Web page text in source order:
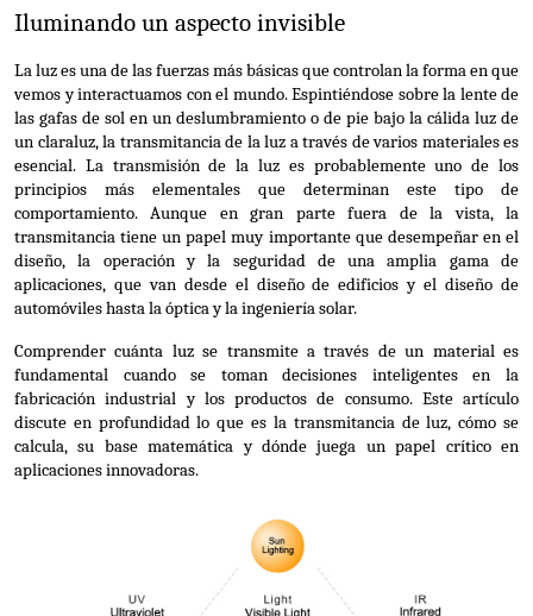
Iluminando un aspecto invisible
La luz es una de las fuerzas más básicas que controlan la forma en que
vemos y interactuamos con el mundo. Espintiéndose sobre la lente de
las gafas de sol en un deslumbramiento o de pie bajo la cálida luz de
un claraluz, la transmitancia de la luz a través de varios materiales es
esencial. La transmisión de la luz es probablemente uno de los
principios más elementales que determinan este tipo de
comportamiento. Aunque en gran parte fuera de la vista, la
transmitancia tiene un papel muy importante que desempeñar en el
diseño, la operación y la seguridad de una amplia gama de
aplicaciones, que van desde el diseño de edificios y el diseño de
automóviles hasta la óptica y la ingeniería solar.
Comprender cuánta luz se transmite a través de un material es
fundamental cuando se toman decisiones inteligentes en la
fabricación industrial y los productos de consumo. Este artículo
discute en profundidad lo que es la transmitancia de luz, cómo se
calcula, su base matemática y dónde juega un papel crítico en
aplicaciones innovadoras.